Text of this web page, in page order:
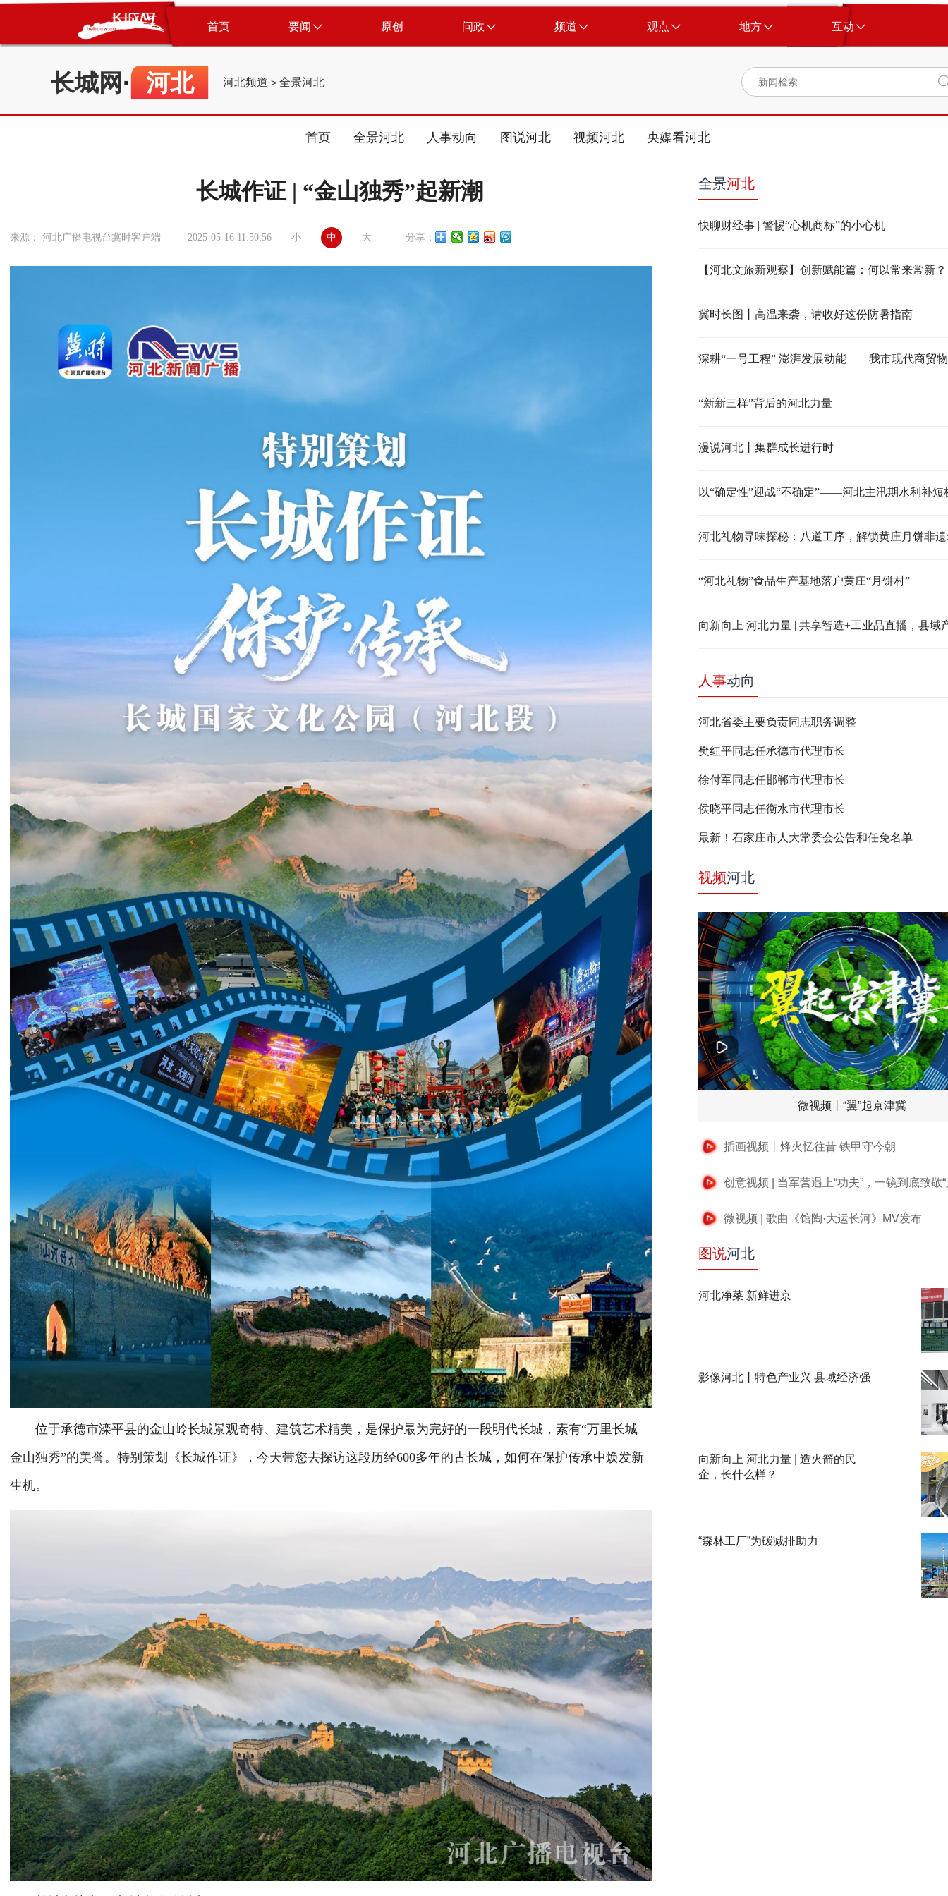
首页 要闻 原创 问政 频道 观点 地方 互动
长城网 · 河北 河北频道 > 全景河北
首页 全景河北 人事动向 图说河北 视频河北 央媒看河北
长城作证 | “金山独秀”起新潮
来源： 河北广播电视台冀时客户端 2025-05-16 11:50:56 小 中 大 分享：
位于承德市滦平县的金山岭长城景观奇特、建筑艺术精美，是保护最为完好的一段明代长城，素有“万里长城
金山独秀”的美誉。特别策划《长城作证》，今天带您去探访这段历经600多年的古长城，如何在保护传承中焕发新
生机。
全景河北
快聊财经事 | 警惕“心机商标”的小心机
【河北文旅新观察】创新赋能篇：何以常来常新？
冀时长图丨高温来袭，请收好这份防暑指南
“新新三样”背后的河北力量
漫说河北丨集群成长进行时
以“确定性”迎战“不确定”——河北主汛期水利补短
河北礼物寻味探秘：八道工序，解锁黄庄月饼非
“河北礼物”食品生产基地落户黄庄“月饼村”
人事动向
河北省委主要负责同志职务调整
樊红平同志任承德市代理市长
徐付军同志任邯郸市代理市长
侯晓平同志任衡水市代理市长
最新！石家庄市人大常委会公告和任免名单
视频河北
微视频丨“翼”起京津冀
插画视频丨烽火忆往昔 铁甲守今朝
创意视频 | 当军营遇上“功夫”，一镜到底致敬“
微视频 | 歌曲《馆陶·大运长河》MV发布
图说河北
河北净菜 新鲜进京
影像河北丨特色产业兴 县域经济强
向新向上 河北力量 | 造火箭的民
企，长什么样？
“森林工厂”为碳减排助力